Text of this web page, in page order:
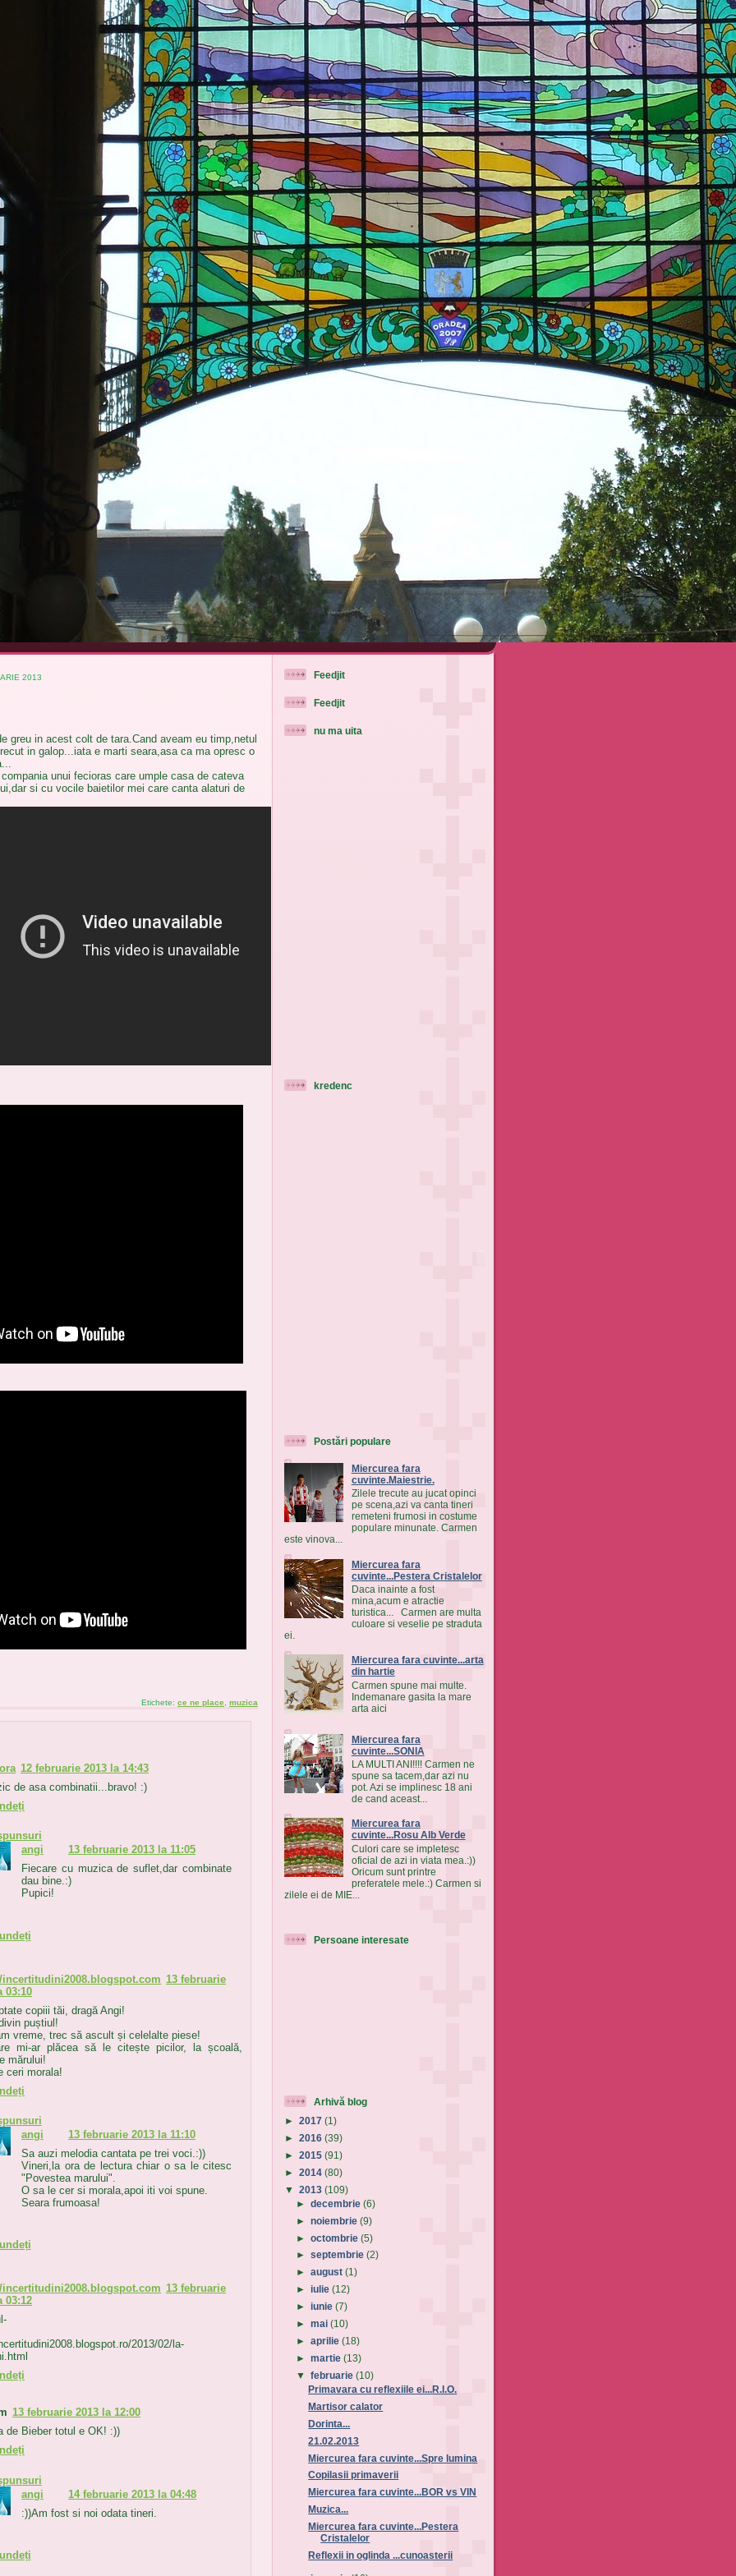
2013
greu in acest colt de tara.Cand aveam eu timp,netul
in galop...iata e marti seara,asa ca ma opresc o
unui fecioras care umple casa de cateva
si cu vocile baietilor mei care canta alaturi de
Etichete: ce ne place muzica
12 februarie 2013 la 14:43
de asa combinatii...bravo! :)
angi
13 februarie 2013 la 11:05
Fiecare cu muzica de suflet,dar combinate
dau bine.:)
Pupici!
incertitudini2008.blogspot.com 13 februarie
03:10
copiii tăi, dragă Angi!
puștiul!
vreme, trec să ascult și celelalte piese!
mi-ar plăcea să le citește picilor, la școală,
mărului!
ceri morala!
angi
13 februarie 2013 la 11:10
Sa auzi melodia cantata pe trei voci.:))
Vineri,la ora de lectura chiar o sa le citesc
"Povestea marului".
O sa le cer si morala,apoi iti voi spune.
Seara frumoasa!
incertitudini2008.blogspot.com 13 februarie
03:12
2013/02/la-
13 februarie 2013 la 12:00
de Bieber totul e OK! :))
angi
14 februarie 2013 la 04:48
:))Am fost si noi odata tineri.
Feedjit
Feedjit
nu ma uita
kredenc
Postări populare
Miercurea fara
cuvinte.Maiestrie.
Zilele trecute au jucat opinci
pe scena,azi va canta tineri
remeteni frumosi in costume
populare minunate. Carmen
este vinova...
Miercurea fara
cuvinte...Pestera Cristalelor
Daca inainte a fost
mina,acum e atractie
turistica... Carmen are multa
culoare si veselie pe straduta
ei.
Miercurea fara cuvinte...arta
din hartie
Carmen spune mai multe.
Indemanare gasita la mare
arta aici
Miercurea fara
cuvinte...SONIA
LA MULTI ANI!!!! Carmen ne
spune sa tacem,dar azi nu
pot. Azi se implinesc 18 ani
de cand aceast...
Miercurea fara
cuvinte...Rosu Alb Verde
Culori care se impletesc
oficial de azi in viata mea.:))
Oricum sunt printre
preferatele mele.:) Carmen si
zilele ei de MIE...
Persoane interesate
Arhivă blog
► 2017 (1)
► 2016 (39)
► 2015 (91)
► 2014 (80)
▼ 2013 (109)
►decembrie(6)
►noiembrie(9)
►octombrie(5)
►septembrie(2)
►august(1)
►iulie(12)
►iunie(7)
►mai(10)
►aprilie(18)
►martie(13)
▼februarie(10)
Primavara cu reflexiile ei...R.I.O.
Martisor calator
Dorinta...
21.02.2013
Miercurea fara cuvinte...Spre lumina
Copilasii primaverii
Miercurea fara cuvinte...BOR vs VIN
Muzica...
Miercurea fara cuvinte...Pestera
Cristalelor
Reflexii in oglinda ...cunoasterii